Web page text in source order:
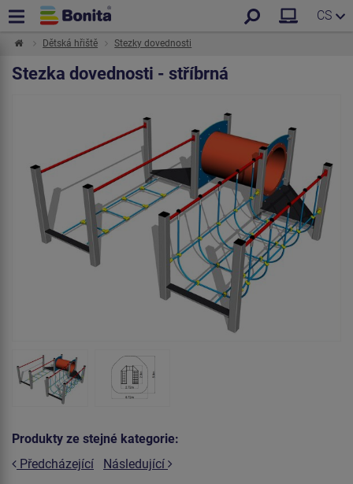
CS
Dětská hřiště Stezky dovednosti
Stezka dovednosti - stříbrná
Produkty ze stejné kategorie:
Předcházející
Následující